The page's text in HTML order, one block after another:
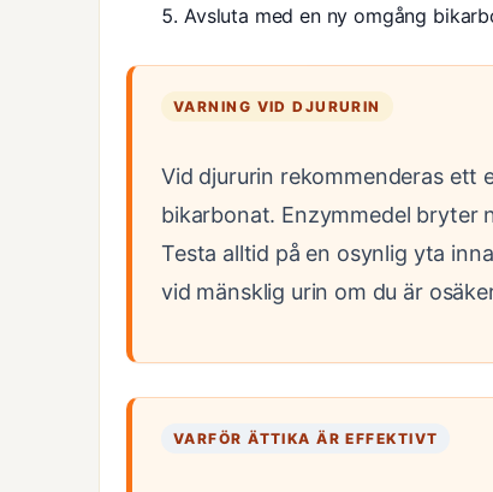
Avsluta med en ny omgång
VARNING VID DJURURIN
Vid djururin rekommenderas ett
bikarbonat. Enzymmedel bryter
Testa alltid på en osynlig yta
vid mänsklig urin om du är
VARFÖR ÄTTIKA ÄR EFFEKTIVT